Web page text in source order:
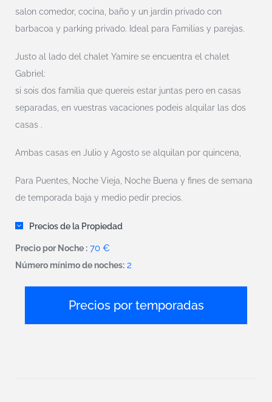
salon comedor, cocina, baño y un jardin privado con
barbacoa y parking privado. Ideal para Familias y parejas.
Justo al lado del chalet Yamire se encuentra el chalet
Gabriel:
si sois dos familia que quereis estar juntas pero en casas
separadas, en vuestras vacaciones podeis alquilar las dos
casas .
Ambas casas en Julio y Agosto se alquilan por quincena,
Para Puentes, Noche Vieja, Noche Buena y fines de semana
de temporada baja y medio pedir precios.
Precios de la Propiedad
Precio por Noche : 70 €
Número mínimo de noches: 2
Precios por temporadas